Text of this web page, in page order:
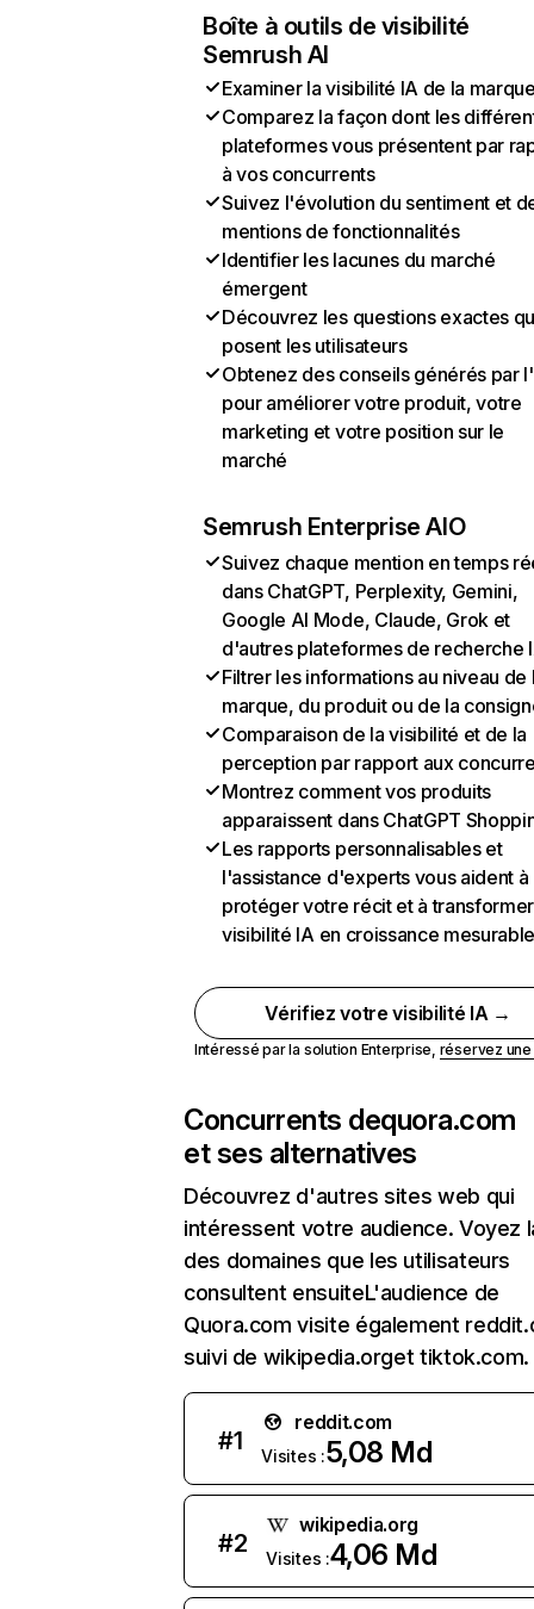
Boîte à outils de visibilité
Semrush AI
Examiner la visibilité IA de la
Comparez la façon dont les
plateformes vous présentent par
à vos concurrents
Suivez l'évolution du sentiment et
mentions de fonctionnalités
Identifier les lacunes du marché
émergent
Découvrez les questions exactes
posent les utilisateurs
Obtenez des conseils générés par
pour améliorer votre produit, votre
marketing et votre position sur le
marché
Semrush Enterprise AIO
Suivez chaque mention en temps
dans ChatGPT, Perplexity, Gemini,
Google AI Mode, Claude, Grok et
d'autres plateformes de recherche
Filtrer les informations au niveau de
marque, du produit ou de la
Comparaison de la visibilité et de la
perception par rapport aux
Montrez comment vos produits
apparaissent dans ChatGPT
Les rapports personnalisables et
l'assistance d'experts vous aident à
protéger votre récit et à
visibilité IA en croissance
Vérifiez votre visibilité IA →
Intéressé par la solution Enterprise, réservez
Concurrents dequora.com
et ses alternatives
Découvrez d'autres sites web qui
intéressent votre audience. Voyez
des domaines que les utilisateurs
consultent ensuiteL'audience de
Quora.com visite également
suivi de wikipedia.orget tiktok.com.
#1
reddit.com
Visites :5,08 Md
#2
wikipedia.org
Visites :4,06 Md